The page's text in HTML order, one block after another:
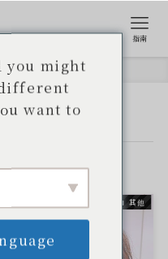
指南
其他
you might
want to